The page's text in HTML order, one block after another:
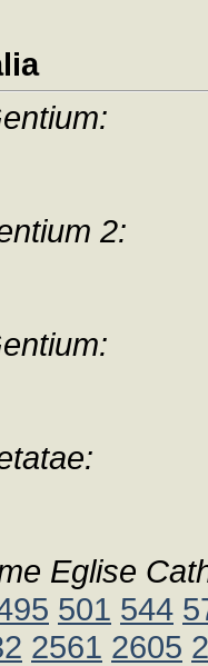
2:
Eglise
501 544
2561 2605